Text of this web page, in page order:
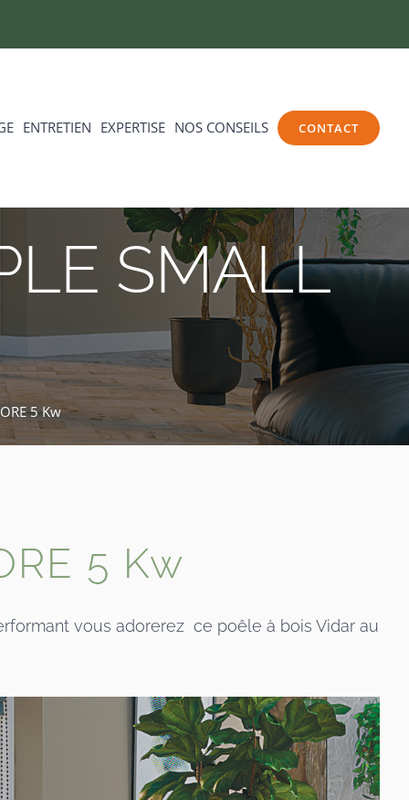
ENTRETIEN EXPERTISE NOS CONSEILS CONTACT
SMALL
5 Kw
5 Kw
vous adorerez ce poêle à bois Vidar au